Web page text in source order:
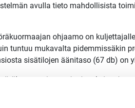
avulla tieto mahdollisista
ohjaamo on
tuntuu mukavalta pidemmissäkin
sisätilojen äänitaso (67 db) on
ominaisuuksista ja